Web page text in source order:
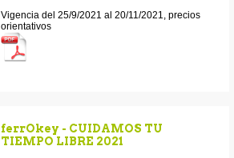
Vigencia del 25/9/2021 al 20/11/2021, precios
orientativos
ferrOkey - CUIDAMOS TU
TIEMPO LIBRE 2021